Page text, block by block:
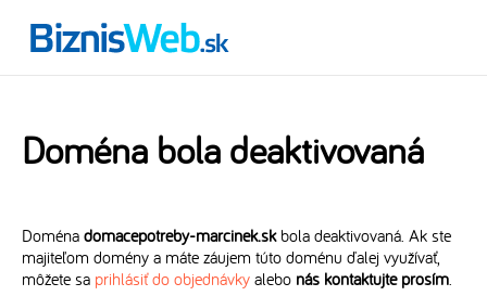
Doména bola deaktivovaná
Doména domacepotreby-marcinek.skbola deaktivovaná. Ak ste
majiteľom domény a máte záujem túto doménu ďalej využívať,
môžete sa prihlásiť do objednávky alebo nás kontaktujte prosím.